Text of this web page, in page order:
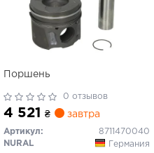
Поршень
0 отзывов
4 521 ₴ завтра
Артикул:
8711470040
NURAL
Германия